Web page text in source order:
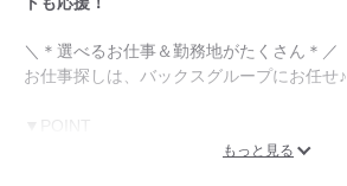
＼＊選べるお仕事＆勤務地がたくさん＊／
お仕事探しは、バックスグループにお任せ♪
▼POINT
もっと見る